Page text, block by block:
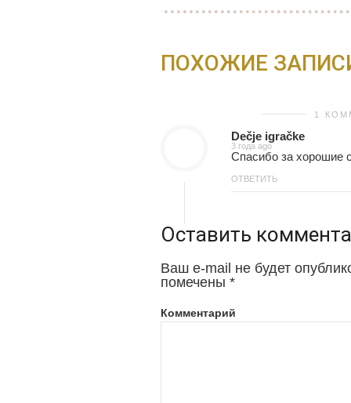
ПОХОЖИЕ
1
Dečje igračke
3 года ago
Спасибо за хорошие
ОТВЕТИТЬ
Оставить
Ваш e-mail не будет
помечены *
Комментарий